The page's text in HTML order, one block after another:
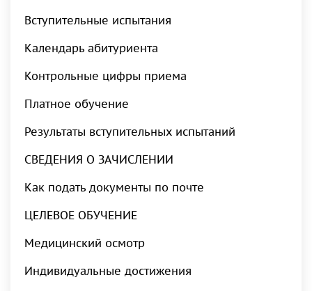
Вступительные испытания
Календарь абитуриента
Контрольные цифры приема
Платное обучение
Результаты вступительных испытаний
СВЕДЕНИЯ О ЗАЧИСЛЕНИИ
Как подать документы по почте
ЦЕЛЕВОЕ ОБУЧЕНИЕ
Медицинский осмотр
Индивидуальные достижения